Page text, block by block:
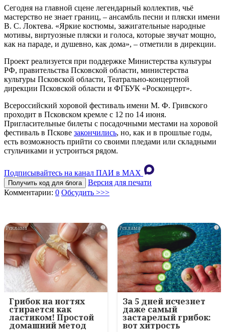
Сегодня на главной сцене легендарный коллектив, чьё
мастерство не знает границ, – ансамбль песни и пляски имени
В. С. Локтева. «Яркие костюмы, зажигательные народные
мотивы, виртуозные пляски и голоса, которые звучат мощно,
как на параде, и душевно, как дома», – отметили в дирекции.
Проект реализуется при поддержке Министерства культуры
РФ, правительства Псковской области, министерства
культуры Псковской области, Театрально-концертной
дирекции Псковской области и ФГБУК «Росконцерт».
Всероссийский хоровой фестиваль имени М. Ф. Гривского
проходит в Псковском кремле с 12 по 14 июня.
Пригласительные билеты с посадочными местами на хоровой
фестиваль в Пскове закончились, но, как и в прошлые годы,
есть возможность прийти со своими пледами или складными
стульчиками и устроиться рядом.
Подписывайтесь на канал ПАИ в MAХ
Получить код для блога
Версия для печати
Комментарии: 0 Обсудить >>>
i
Грибок на ногтях
стирается как
ластиком! Простой
домашний метод
i
За 5 дней исчезнет
даже самый
застарелый грибок:
вот хитрость